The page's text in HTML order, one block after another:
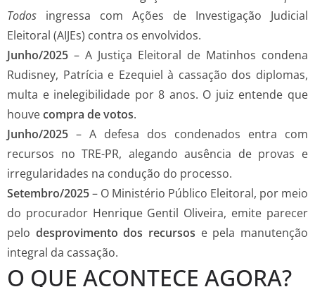
Todos ingressa com Ações de Investigação Judicial
Eleitoral (AIJEs) contra os envolvidos.
Junho/2025 – A Justiça Eleitoral de Matinhos condena
Rudisney, Patrícia e Ezequiel à cassação dos diplomas,
multa e inelegibilidade por 8 anos. O juiz entende que
houvecompra de votos.
Junho/2025 – A defesa dos condenados entra com
recursos no TRE-PR, alegando ausência de provas e
irregularidades na condução do processo.
Setembro/2025– O Ministério Público Eleitoral, por meio
do procurador Henrique Gentil Oliveira, emite parecer
pelo desprovimento dos recursos e pela manutenção
integral da cassação.
O QUE ACONTECE AGORA?